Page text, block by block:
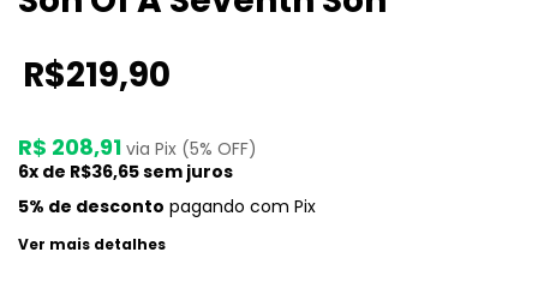
R$219,90
R$ 208,91 via Pix (5% OFF)
6x de R$36,65sem juros
5% de desconto pagando com Pix
Ver mais detalhes